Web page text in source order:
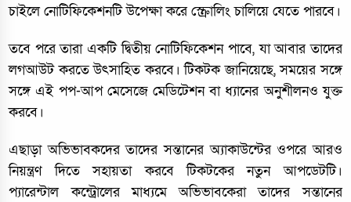
চাইলে নোটিফিকেশনটি উপেক্ষা করে স্ক্রোলিং চালিয়ে যেতে পারবে।
তবে পরে তারা একটি দ্বিতীয় নোটিফিকেশন পাবে, যা আবার তাদের
লগআউট করতে উৎসাহিত করবে। টিকটক জানিয়েছে, সময়ের সঙ্গে
সঙ্গে এই পপ-আপ মেসেজে মেডিটেশন বা ধ্যানের অনুশীলনও যুক্ত
করবে।
এছাড়া অভিভাবকদের তাদের সন্তানের অ্যাকাউন্টের ওপরে আরও
নিয়ন্ত্রণ দিতে সহায়তা করবে টিকটকের নতুন আপডেটটি।
প্যারেন্টাল কন্ট্রোলের মাধ্যমে অভিভাবকেরা তাদের সন্তানের